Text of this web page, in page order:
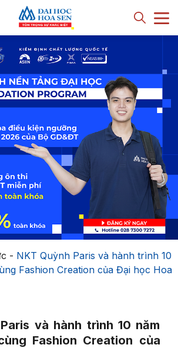
- NKT Quỳnh Paris và hành trình 10
Fashion Creation của Đại học Hoa
và hành trình 10 năm
Fashion Creation của